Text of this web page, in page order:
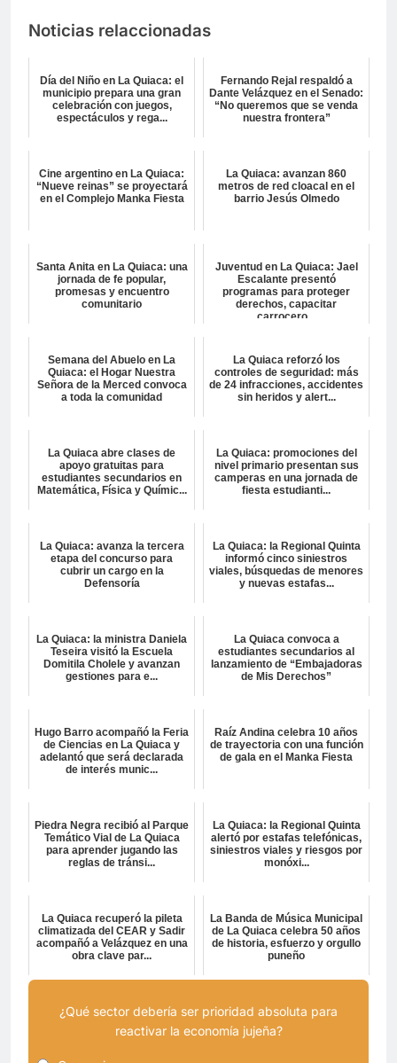
Noticias relaccionadas
Día del Niño en La Quiaca: el
municipio prepara una gran
celebración con juegos,
espectáculos y rega...
Fernando Rejal respaldó a
Dante Velázquez en el Senado:
“No queremos que se venda
nuestra frontera”
Cine argentino en La Quiaca:
“Nueve reinas” se proyectará
en el Complejo Manka Fiesta
La Quiaca: avanzan 860
metros de red cloacal en el
barrio Jesús Olmedo
Santa Anita en La Quiaca: una
jornada de fe popular,
promesas y encuentro
comunitario
Juventud en La Quiaca: Jael
Escalante presentó
programas para proteger
derechos, capacitar
carrocero...
Semana del Abuelo en La
Quiaca: el Hogar Nuestra
Señora de la Merced convoca
a toda la comunidad
La Quiaca reforzó los
controles de seguridad: más
de 24 infracciones, accidentes
sin heridos y alert...
La Quiaca abre clases de
apoyo gratuitas para
estudiantes secundarios en
Matemática, Física y Químic...
La Quiaca: promociones del
nivel primario presentan sus
camperas en una jornada de
fiesta estudianti...
La Quiaca: avanza la tercera
etapa del concurso para
cubrir un cargo en la
Defensoría
La Quiaca: la Regional Quinta
informó cinco siniestros
viales, búsquedas de menores
y nuevas estafas...
La Quiaca: la ministra Daniela
Teseira visitó la Escuela
Domitila Cholele y avanzan
gestiones para e...
La Quiaca convoca a
estudiantes secundarios al
lanzamiento de “Embajadoras
de Mis Derechos”
Hugo Barro acompañó la Feria
de Ciencias en La Quiaca y
adelantó que será declarada
de interés munic...
Raíz Andina celebra 10 años
de trayectoria con una función
de gala en el Manka Fiesta
Piedra Negra recibió al Parque
Temático Vial de La Quiaca
para aprender jugando las
reglas de tránsi...
La Quiaca: la Regional Quinta
alertó por estafas telefónicas,
siniestros viales y riesgos por
monóxi...
La Quiaca recuperó la pileta
climatizada del CEAR y Sadir
acompañó a Velázquez en una
obra clave par...
La Banda de Música Municipal
de La Quiaca celebra 50 años
de historia, esfuerzo y orgullo
puneño
¿Qué sector debería ser prioridad absoluta para
reactivar la economía jujeña?